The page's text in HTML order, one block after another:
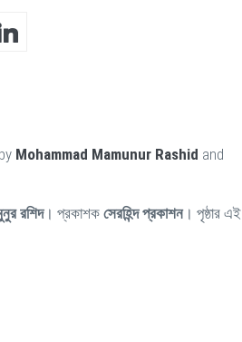
Mohammad Mamunur Rashid and
রশিদ। প্রকাশক সেরহিন্দ প্রকাশন। পৃষ্ঠার এই